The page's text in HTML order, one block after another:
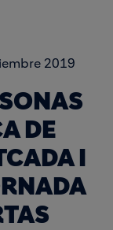
2019
DE
I